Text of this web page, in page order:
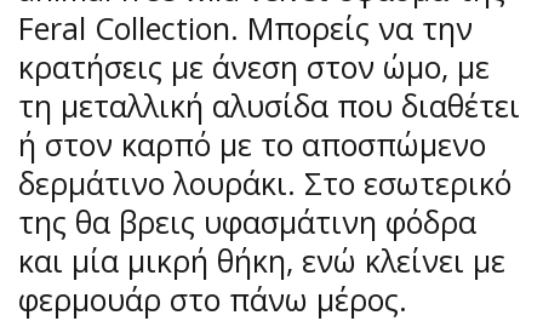
Feral Collection. Μπορείς να την
κρατήσεις με άνεση στον ώμο, με
τη μεταλλική αλυσίδα που διαθέτει
ή στον καρπό με το αποσπώμενο
δερμάτινο λουράκι. Στο εσωτερικό
της θα βρεις υφασμάτινη φόδρα
και μία μικρή θήκη, ενώ κλείνει με
φερμουάρ στο πάνω μέρος.